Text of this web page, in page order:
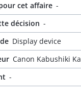
cet affaire -
décision -
Display device
Canon Kabushiki
-